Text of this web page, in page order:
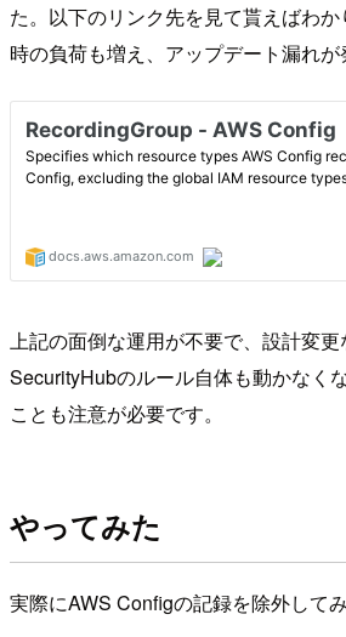
た。以下のリンク先を見て貰えばわ
時の負荷も増え、アップデート漏れ
上記の面倒な運用が不要で、設計変
SecurityHubのルール自体も動かなく
ことも注意が必要です。
やってみた
実際にAWS Configの記録を除外して